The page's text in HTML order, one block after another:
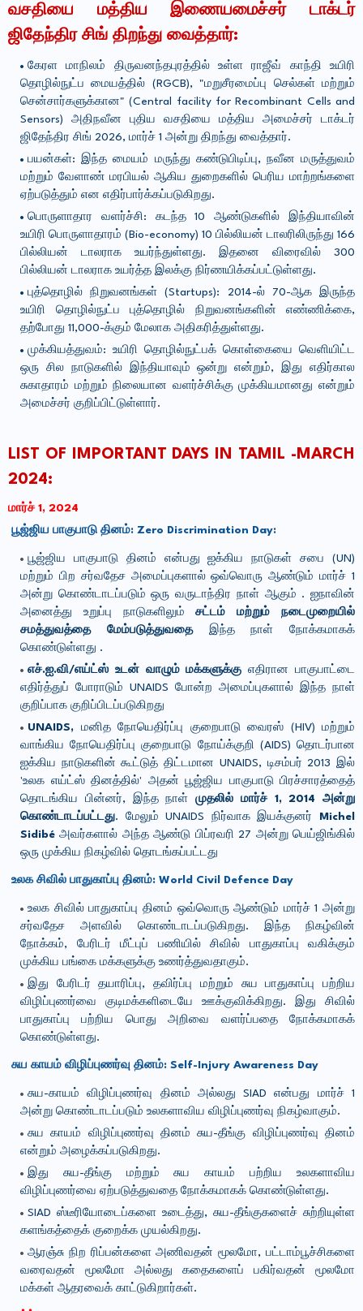
வசதியை மத்திய இணையமைச்சர் டாக்டர்
ஜிதேந்திர சிங் திறந்து வைத்தார்:
கேரள மாநிலம் திருவனந்தபுரத்தில் உள்ள ராஜீவ் காந்தி உயிரி
தொழில்நுட்ப மையத்தில் (RGCB), "மறுசீரமைப்பு செல்கள் மற்றும்
சென்சார்களுக்கான" (Central facility for Recombinant Cells and
Sensors) அதிநவீன புதிய வசதியை மத்திய அமைச்சர் டாக்டர்
ஜிதேந்திர சிங் 2026, மார்ச் 1 அன்று திறந்து வைத்தார்.
பயன்கள்: இந்த மையம் மருந்து கண்டுபிடிப்பு, நவீன மருத்துவம்
மற்றும் வேளாண் மரபியல் ஆகிய துறைகளில் பெரிய மாற்றங்களை
ஏற்படுத்தும் என எதிர்பார்க்கப்படுகிறது.
பொருளாதார வளர்ச்சி: கடந்த 10 ஆண்டுகளில் இந்தியாவின்
உயிரி பொருளாதாரம் (Bio-economy) 10 பில்லியன் டாலரிலிருந்து 166
பில்லியன் டாலராக உயர்ந்துள்ளது. இதனை விரைவில் 300
பில்லியன் டாலராக உயர்த்த இலக்கு நிர்ணயிக்கப்பட்டுள்ளது.
புத்தொழில் நிறுவனங்கள் (Startups): 2014-ல் 70-ஆக இருந்த
உயிரி தொழில்நுட்ப புத்தொழில் நிறுவனங்களின் எண்ணிக்கை,
தற்போது 11,000-க்கும் மேலாக அதிகரித்துள்ளது.
முக்கியத்துவம்: உயிரி தொழில்நுட்பக் கொள்கையை வெளியிட்ட
ஒரு சில நாடுகளில் இந்தியாவும் ஒன்று என்றும், இது எதிர்கால
சுகாதாரம் மற்றும் நிலையான வளர்ச்சிக்கு முக்கியமானது என்றும்
அமைச்சர் குறிப்பிட்டுள்ளார்.
LIST OF IMPORTANT DAYS IN TAMIL - MARCH
2024:
மார்ச்1, 2024
பூஜ்ஜிய பாகுபாடு தினம்: Zero Discrimination Day:
பூஜ்ஜிய பாகுபாடு தினம் என்பது ஐக்கிய நாடுகள் சபை (UN)
மற்றும் பிற சர்வதேச அமைப்புகளால் ஒவ்வொரு ஆண்டும் மார்ச் 1
அன்று கொண்டாடப்படும் ஒரு வருடாந்திர நாள் ஆகும் . ஐநாவின்
அனைத்து உறுப்பு நாடுகளிலும் சட்டம் மற்றும் நடைமுறையில்
சமத்துவத்தை மேம்படுத்துவதைஇந்த நாள் நோக்கமாகக்
கொண்டுள்ளது .
எச்.ஐ.வி/எய்ட்ஸ் உடன் வாழும் மக்களுக்கு எதிரான பாகுபாட்டை
எதிர்த்துப் போராடும் UNAIDS போன்ற அமைப்புகளால் இந்த நாள்
குறிப்பாக குறிப்பிடப்படுகிறது
UNAIDS, மனித நோயெதிர்ப்பு குறைபாடு வைரஸ் (HIV) மற்றும்
வாங்கிய நோயெதிர்ப்பு குறைபாடு நோய்க்குறி (AIDS) தொடர்பான
ஐக்கிய நாடுகளின் கூட்டுத் திட்டமான UNAIDS, டிசம்பர் 2013 இல்
'உலக எய்ட்ஸ் தினத்தில்' அதன் பூஜ்ஜிய பாகுபாடு பிரச்சாரத்தைத்
தொடங்கிய பின்னர், இந்த நாள் முதலில் மார்ச் 1, 2014 அன்று
கொண்டாடப்பட்டது. மேலும் UNAIDS நிர்வாக இயக்குனர் Michel
Sidibé அவர்களால் அந்த ஆண்டு பிப்ரவரி 27 அன்று பெய்ஜிங்கில்
ஒரு முக்கிய நிகழ்வில் தொடங்கப்பட்டது
உலக சிவில் பாதுகாப்பு தினம்: World Civil Defence Day
உலக சிவில் பாதுகாப்பு தினம் ஒவ்வொரு ஆண்டும் மார்ச் 1 அன்று
சர்வதேச அளவில் கொண்டாடப்படுகிறது. இந்த நிகழ்வின்
நோக்கம், பேரிடர் மீட்புப் பணியில் சிவில் பாதுகாப்பு வகிக்கும்
முக்கிய பங்கை மக்களுக்கு உணர்த்துவதாகும்.
இது பேரிடர் தயாரிப்பு, தவிர்ப்பு மற்றும் சுய பாதுகாப்பு பற்றிய
விழிப்புணர்வை குடிமக்களிடையே ஊக்குவிக்கிறது. இது சிவில்
பாதுகாப்பு பற்றிய பொது அறிவை வளர்ப்பதை நோக்கமாகக்
கொண்டுள்ளது.
சுய காயம் விழிப்புணர்வு தினம்: Self-Injury Awareness Day
சுய-காயம் விழிப்புணர்வு தினம் அல்லது SIAD என்பது மார்ச் 1
அன்று கொண்டாடப்படும் உலகளாவிய விழிப்புணர்வு நிகழ்வாகும்.
சுய காயம் விழிப்புணர்வு தினம் சுய-தீங்கு விழிப்புணர்வு தினம்
என்றும் அழைக்கப்படுகிறது.
இது சுய-தீங்கு மற்றும் சுய காயம் பற்றிய உலகளாவிய
விழிப்புணர்வை ஏற்படுத்துவதை நோக்கமாகக் கொண்டுள்ளது.
SIAD ஸ்டீரியோடைப்களை உடைத்து, சுய-தீங்குகளைச் சுற்றியுள்ள
களங்கத்தைக் குறைக்க முயல்கிறது.
ஆரஞ்சு நிற ரிப்பன்களை அணிவதன் மூலமோ, பட்டாம்பூச்சிகளை
வரைவதன் மூலமோ அல்லது கதைகளைப் பகிர்வதன் மூலமோ
மக்கள் ஆதரவைக் காட்டுகிறார்கள்.